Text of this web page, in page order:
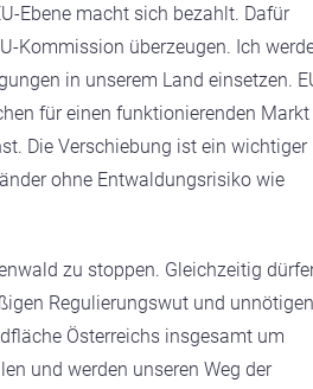
Ebene macht sich bezahlt. Dafür
Kommission überzeugen. Ich
in unserem Land einsetzen.
für einen funktionierenden Markt
Die Verschiebung ist ein wichtiger
ohne Entwaldungsrisiko wie
zu stoppen. Gleichzeitig
Regulierungswut und unnötigen
Österreichs insgesamt um
und werden unseren Weg der